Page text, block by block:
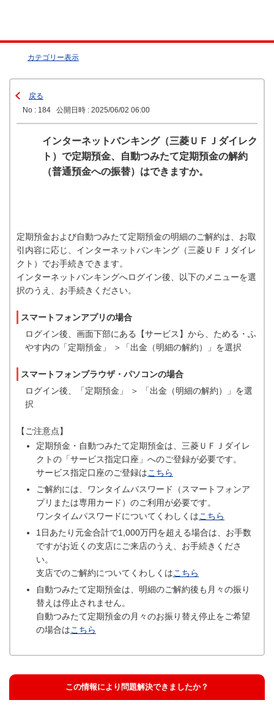
カテゴリー表示
戻る
No : 184
公開日時 : 2025/06/02 06:00
インターネットバンキング（三菱ＵＦＪダイレク
ト）で定期預金、自動つみたて定期預金の解約
（普通預金への振替）はできますか。
定期預金および自動つみたて定期預金の明細のご解約は、お取
引内容に応じ、インターネットバンキング（三菱ＵＦＪダイレ
クト）でお手続きできます。
インターネットバンキングへログイン後、以下のメニューを選
択のうえ、お手続きください。
スマートフォンアプリの場合
ログイン後、画面下部にある【サービス】から、ためる・ふ
やす内の「定期預金」 ＞「出金（明細の解約）」を選択
スマートフォンブラウザ・パソコンの場合
ログイン後、「定期預金」 ＞ 「出金（明細の解約）」を選
択
【ご注意点】
定期預金・自動つみたて定期預金は、三菱ＵＦＪダイレ
クトの「サービス指定口座」へのご登録が必要です。
サービス指定口座のご登録はこちら
ご解約には、ワンタイムパスワード（スマートフォンア
プリまたは専用カード）のご利用が必要です。
ワンタイムパスワードについてくわしくはこちら
1日あたり元金合計で1,000万円を超える場合は、お手数
ですがお近くの支店にご来店のうえ、お手続きくださ
い。
支店でのご解約についてくわしくはこちら
自動つみたて定期預金は、明細のご解約後も月々の振り
替えは停止されません。
自動つみたて定期預金の月々のお振り替え停止をご希望
の場合はこちら
この情報により問題解決できましたか？